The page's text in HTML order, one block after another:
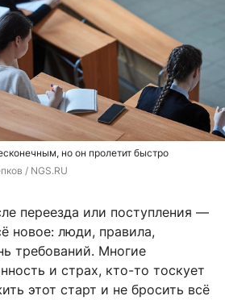
но он пролетит быстро
/ NGS.RU
переезда или поступления —
новое: люди, правила,
требований. Многие
и страх, кто-то тоскует
этот старт и не бросить всё